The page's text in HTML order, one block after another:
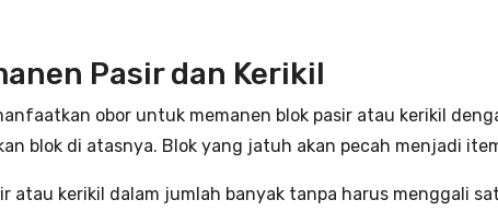
Pasir dan Kerikil
obor untuk memanen blok pasir atau kerikil
blok di atasnya. Blok yang jatuh akan pecah menjadi
atau kerikil dalam jumlah banyak tanpa harus menggali